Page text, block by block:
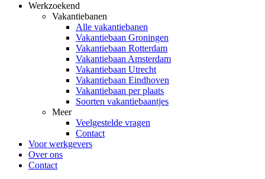
Werkzoekend
Vakantiebanen
Alle vakantiebanen
Vakantiebaan Groningen
Vakantiebaan Rotterdam
Vakantiebaan Amsterdam
Vakantiebaan Utrecht
Vakantiebaan Eindhoven
Vakantiebaan per plaats
Soorten vakantiebaantjes
Meer
Veelgestelde vragen
Contact
Voor werkgevers
Over ons
Contact